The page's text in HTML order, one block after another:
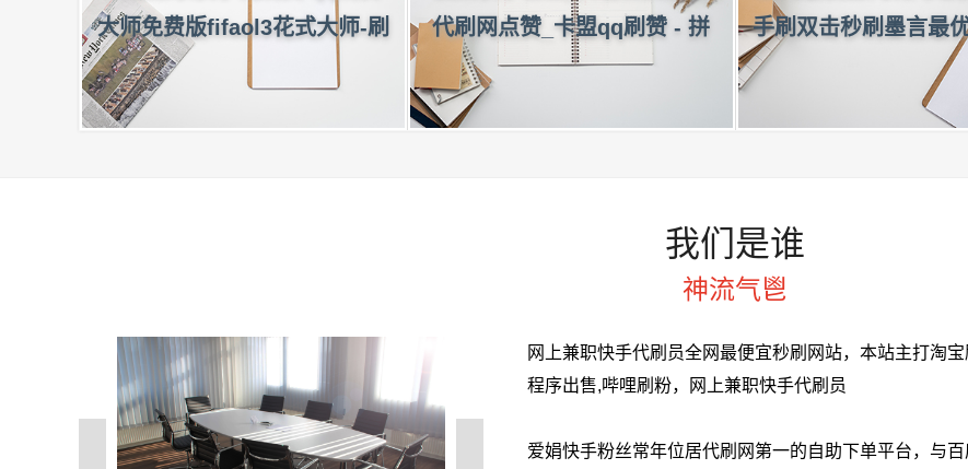
大师免费版fifaol3花式大师-刷
快手人气在线网站,颜汐卡盟官
代刷网点赞_卡盟qq刷赞 - 拼
多多助力在线刷
手刷双击秒刷墨言最
间赞软件破译版-小刀
气软件
我们是谁
神流气鬯
网上兼职快手代刷员全网最便宜秒刷网站，本站主打淘
程序出售,哔哩刷粉，网上兼职快手代刷员
爱娟快手粉丝常年位居代刷网第一的自助下单平台，与